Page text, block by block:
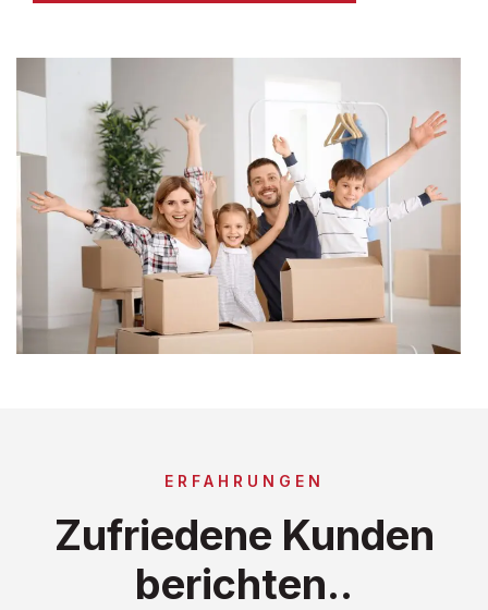
ERFAHRUNGEN
Zufriedene Kunden
berichten..